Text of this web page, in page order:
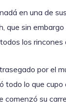
en una de
que sin
los rincones
por el
todo lo que
comenzó su